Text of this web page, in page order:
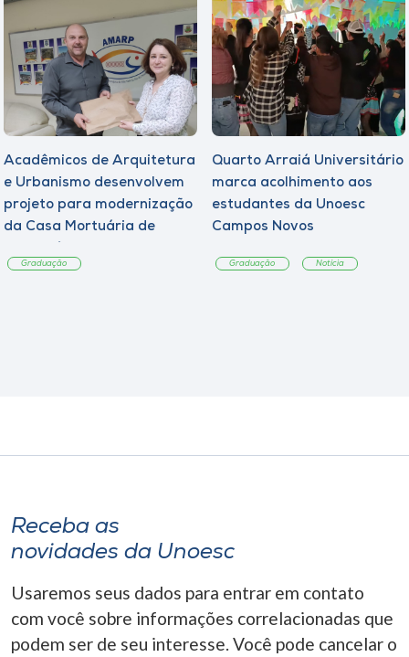
Acadêmicos de Arquitetura
e Urbanismo desenvolvem
projeto para modernização
da Casa Mortuária de
Graduação
Quarto Arraiá Universitário
marca acolhimento aos
estudantes da Unoesc
Campos Novos
Graduação Notícia
Receba as
novidades da Unoesc
Usaremos seus dados para entrar em contato
com você sobre informações correlacionadas que
podem ser de seu interesse. Você pode cancelar o